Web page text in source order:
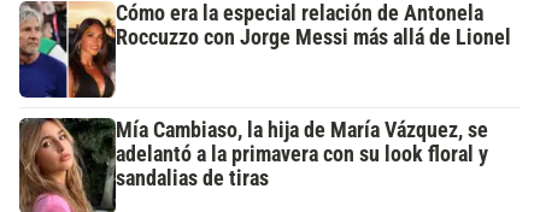
Cómo era la especial relación de Antonela
Roccuzzo con Jorge Messi más allá de Lionel
Mía Cambiaso, la hija de María Vázquez, se
adelantó a la primavera con su look floral y
sandalias de tiras